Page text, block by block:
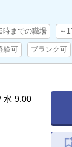
時までの職場 ～
験可 ブランク可
水 9:00